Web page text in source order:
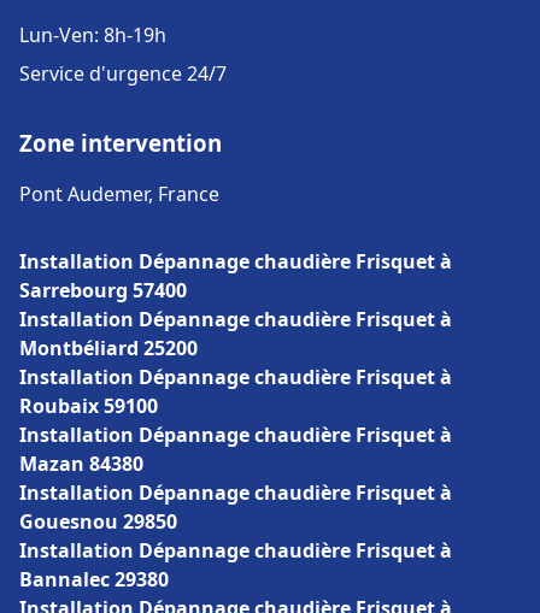
Lun-Ven: 8h-19h
Service d'urgence 24/7
Zone intervention
Pont Audemer, France
Installation Dépannage chaudière Frisquet à
Sarrebourg 57400
Installation Dépannage chaudière Frisquet à
Montbéliard 25200
Installation Dépannage chaudière Frisquet à
Roubaix 59100
Installation Dépannage chaudière Frisquet à
Mazan 84380
Installation Dépannage chaudière Frisquet à
Gouesnou 29850
Installation Dépannage chaudière Frisquet à
Bannalec 29380